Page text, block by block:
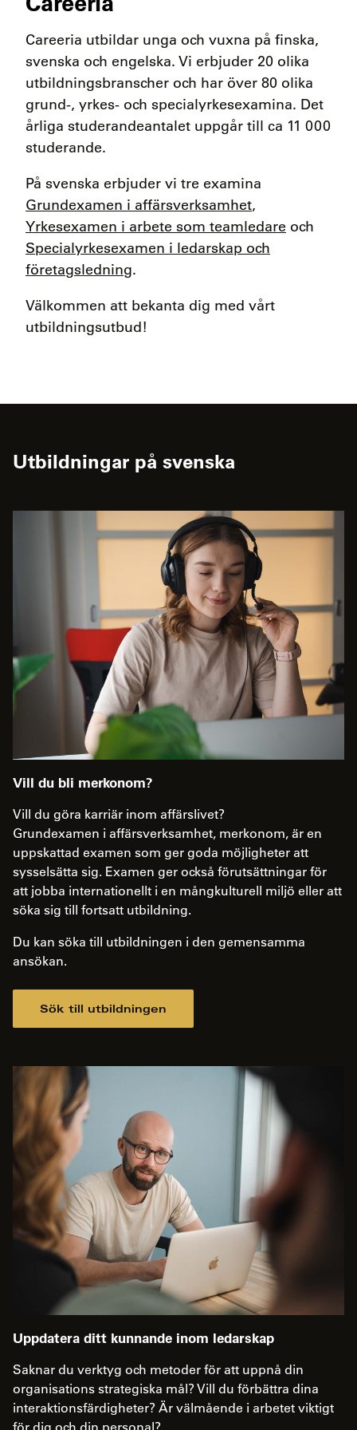
Careeria utbildar unga och vuxna på finska,
svenska och engelska. Vi erbjuder 20 olika
utbildningsbranscher och har över 80 olika
grund-, yrkes- och specialyrkesexamina. Det
årliga studerandeantalet uppgår till ca 11 000
studerande.
På svenska erbjuder vi tre examina
Grundexamen i affärsverksamhet,
Yrkesexamen i arbete som teamledare och
Specialyrkesexamen i ledarskap och
företagsledning.
Välkommen att bekanta dig med vårt
utbildningsutbud!
Utbildningar på svenska
Vill du bli merkonom?
Vill du göra karriär inom affärslivet?
Grundexamen i affärsverksamhet, merkonom, är en
uppskattad examen som ger goda möjligheter att
sysselsätta sig. Examen ger också förutsättningar för
att jobba internationellt i en mångkulturell miljö eller att
söka sig till fortsatt utbildning.
Du kan söka till utbildningen i den gemensamma
ansökan.
Sök till utbildningen
Uppdatera ditt kunnande inom ledarskap
Saknar du verktyg och metoder för att uppnå din
organisations strategiska mål? Vill du förbättra dina
interaktionsfärdigheter? Är välmående i arbetet viktigt
för dig och din personal?